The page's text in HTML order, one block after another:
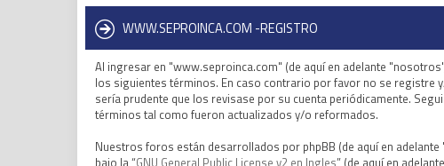
WWW.SEPROINCA.COM -REGISTRO
Al ingresar en "www.seproinca.com" (de aquí en adelante
los siguientes términos. En caso contrario por favor no se registre
sería prudente que los revisase por su cuenta periódicamente.
términos tal como fueron actualizados y/o reformados.
Nuestros foros están desarrollados por phpBB (de aquí en
bajo la “GNU General Public License v2 en Ingles” (de aquí en